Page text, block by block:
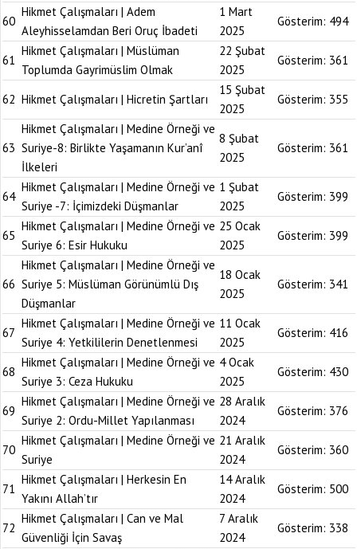
60
Hikmet Çalışmaları | Adem
Aleyhisselamdan Beri Oruç İbadeti
1 Mart
2025
Gösterim: 494
61
Hikmet Çalışmaları | Müslüman
Toplumda Gayrimüslim Olmak
22 Şubat
2025
Gösterim: 361
62 Hikmet Çalışmaları | Hicretin Şartları
15 Şubat
2025
Gösterim: 355
63
Hikmet Çalışmaları | Medine Örneği ve
Suriye-8: Birlikte Yaşamanın Kur’anî
İlkeleri
8 Şubat
2025
Gösterim: 361
64
Hikmet Çalışmaları | Medine Örneği ve
Suriye -7: İçimizdeki Düşmanlar
1 Şubat
2025
Gösterim: 399
65
Hikmet Çalışmaları | Medine Örneği ve
Suriye 6: Esir Hukuku
25 Ocak
2025
Gösterim: 399
66
Hikmet Çalışmaları | Medine Örneği ve
Suriye 5: Müslüman Görünümlü Dış
Düşmanlar
18 Ocak
2025
Gösterim: 341
67
Hikmet Çalışmaları | Medine Örneği ve
Suriye 4: Yetkililerin Denetlenmesi
11 Ocak
2025
Gösterim: 416
68
Hikmet Çalışmaları | Medine Örneği ve
Suriye 3: Ceza Hukuku
4 Ocak
2025
Gösterim: 430
69
Hikmet Çalışmaları | Medine Örneği ve
Suriye 2: Ordu-Millet Yapılanması
28 Aralık
2024
Gösterim: 376
70
Hikmet Çalışmaları | Medine Örneği ve
Suriye
21 Aralık
2024
Gösterim: 360
71
Hikmet Çalışmaları | Herkesin En
Yakını Allah’tır
14 Aralık
2024
Gösterim: 500
72
Hikmet Çalışmaları | Can ve Mal
Güvenliği İçin Savaş
7 Aralık
2024
Gösterim: 338